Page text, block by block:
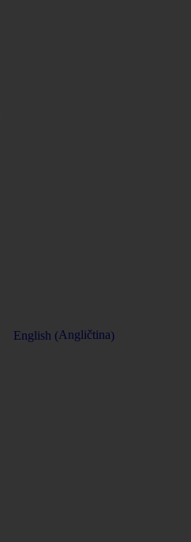
English (Angličtina)